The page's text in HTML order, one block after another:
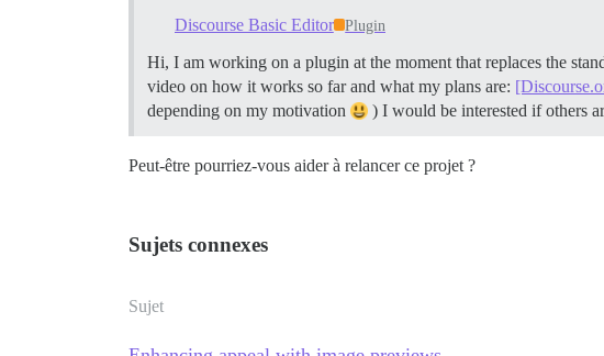
Discourse Basic Editor Plugin
Hi, I am working on a plugin at the moment that replaces the
video on how it works so far and what my plans are:
depending on my motivation
) I would be interested if others
Peut-être pourriez-vous aider à relancer ce projet ?
Sujets connexes
Sujet